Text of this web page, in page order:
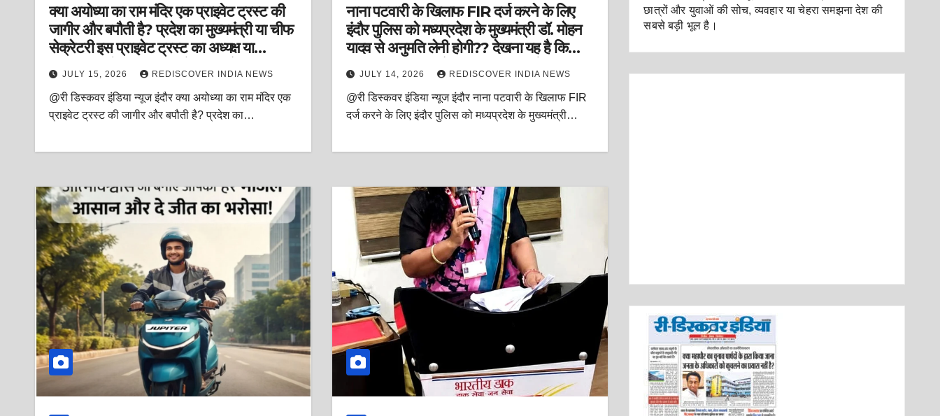
क्या अयोध्या का राम मंदिर एक प्राइवेट ट्रस्ट की
जागीर और बपौती है? प्रदेश का मुख्यमंत्री या चीफ
सेक्रेटरी इस प्राइवेट ट्रस्ट का अध्यक्ष या
महासचिव क्यों नहीं नियुक्त हो सकता हैं?
JULY 15, 2026 REDISCOVER INDIA NEWS
@री डिस्कवर इंडिया न्यूज इंदौर क्या अयोध्या का राम मंदिर एक
प्राइवेट ट्रस्ट की जागीर और बपौती है? प्रदेश का…
नाना पटवारी के खिलाफ FIR दर्ज करने के लिए
इंदौर पुलिस को मध्यप्रदेश के मुख्यमंत्री डॉ. मोहन
यादव से अनुमति लेनी होगी?? देखना यह है कि
अनुमति कब मिलती हैं? या कभी नहीं मिलेगी?
JULY 14, 2026 REDISCOVER INDIA NEWS
@री डिस्कवर इंडिया न्यूज इंदौर नाना पटवारी के खिलाफ FIR
दर्ज करने के लिए इंदौर पुलिस को मध्यप्रदेश के मुख्यमंत्री…
छात्रों और युवाओं की सोच, व्यवहार या चेहरा समझना देश की
सबसे बड़ी भूल है।